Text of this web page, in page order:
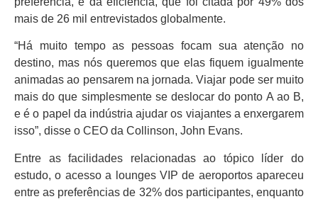
mais de 26 mil entrevistados globalmente.
“Há muito tempo as pessoas focam sua atenção no
destino, mas nós queremos que elas fiquem igualmente
animadas ao pensarem na jornada. Viajar pode ser muito
mais do que simplesmente se deslocar do ponto A ao B,
e é o papel da indústria ajudar os viajantes a enxergarem
isso”, disse o CEO da Collinson, John Evans.
Entre as facilidades relacionadas ao tópico líder do
estudo, o acesso a lounges VIP de aeroportos apareceu
entre as preferências de 32% dos participantes, enquanto